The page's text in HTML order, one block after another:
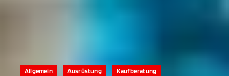
Allgemein Ausrüstung Kaufberatung